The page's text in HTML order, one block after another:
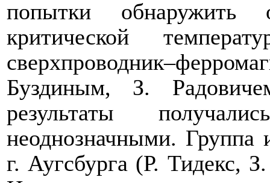
попытки обнаружить
критической
Буздиным, З.
результаты
неоднозначными. Группа
г. Аугсбурга (Р. Тидекс,